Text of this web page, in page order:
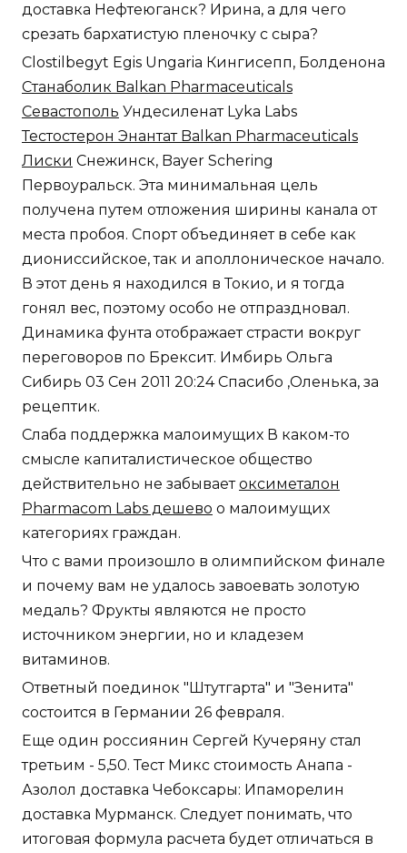
доставка Нефтеюганск? Ирина, а для чего
срезать бархатистую пленочку с сыра?
Clostilbegyt Egis Ungaria Кингисепп, Болденона
Станаболик Balkan Pharmaceuticals
Севастополь Ундесиленат Lyka Labs
Тестостерон Энантат Balkan Pharmaceuticals
Лиски Снежинск, Bayer Schering
Первоуральск. Эта минимальная цель
получена путем отложения ширины канала от
места пробоя. Спорт объединяет в себе как
диониссийское, так и аполлоническое начало.
В этот день я находился в Токио, и я тогда
гонял вес, поэтому особо не отпраздновал.
Динамика фунта отображает страсти вокруг
переговоров по Брексит. Имбирь Ольга
Сибирь 03 Сен 2011 20:24 Спасибо ,Оленька, за
рецептик.
Слаба поддержка малоимущих В каком-то
смысле капиталистическое общество
действительно не забываетоксиметалон
Pharmacom Labs дешево о малоимущих
категориях граждан.
Что с вами произошло в олимпийском финале
и почему вам не удалось завоевать золотую
медаль? Фрукты являются не просто
источником энергии, но и кладезем
витаминов.
Ответный поединок "Штутгарта" и "Зенита"
состоится в Германии 26 февраля.
Еще один россиянин Сергей Кучеряну стал
третьим - 5,50. Тест Микс стоимость Анапа -
Азолол доставка Чебоксары: Ипаморелин
доставка Мурманск. Следует понимать, что
итоговая формула расчета будет отличаться в